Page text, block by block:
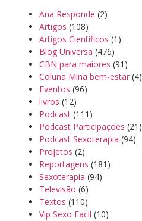
Ana Responde (2)
Artigos (108)
Artigos Cientificos (1)
Blog Universa (476)
CBN para maiores (91)
Coluna Mina bem-estar (4)
Eventos (96)
livros (12)
Podcast (111)
Podcast Participações (21)
Podcast Sexoterapia (94)
Projetos (2)
Reportagens (181)
Sexoterapia (94)
Televisão (6)
Textos (110)
Vip Sexo Facil (10)